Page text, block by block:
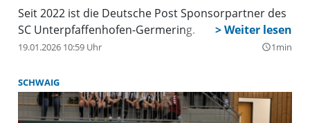
Seit 2022 ist die Deutsche Post Sponsorpartner des
SC Unterpfaffenhofen-Germering.
19.01.2026 10:59 Uhr query_builder1min
SCHWAIG